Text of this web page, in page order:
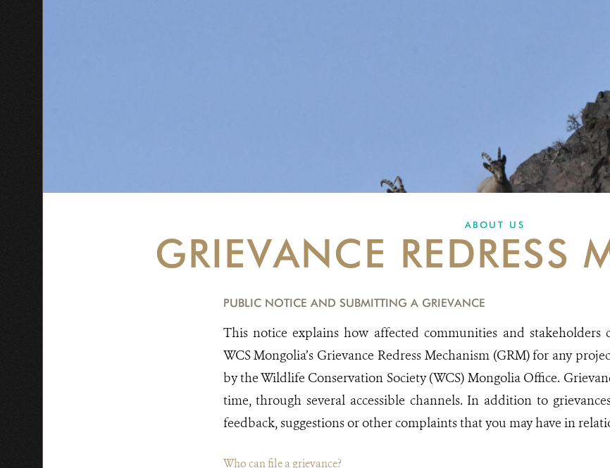
ABOUT US
GRIEVANCE REDRESS
PUBLIC NOTICE AND SUBMITTING A GRIEVANCE
This notice explains how affected communities and stakeholders
WCS Mongolia’s Grievance Redress Mechanism (GRM) for any
by the Wildlife Conservation Society (WCS) Mongolia Office.
time, through several accessible channels. In addition to
feedback, suggestions or other complaints that you may have in
Who can file a grievance?